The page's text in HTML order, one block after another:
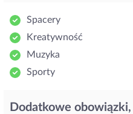
Spacery
Kreatywność
Muzyka
Sporty
Dodatkowe